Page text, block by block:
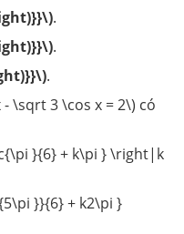
.
.
.
\sqrt 3 \cos x = 2\) có
}{6} + k\pi } \right|k
}}{6} + k2\pi }